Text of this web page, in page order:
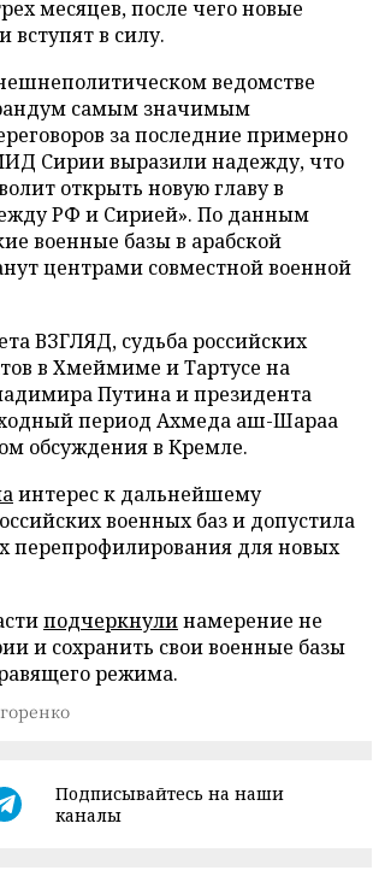
месяцев, после чего новые
вступят в силу.
ведомстве
самым значимым
за последние примерно
Сирии выразили надежду, что
открыть новую главу в
РФ и Сирией». По данным
военные базы в арабской
центрами совместной военной
ВЗГЛЯД, судьба российских
в Хмеймиме и Тартусе на
Путина и президента
период Ахмеда аш-Шараа
обсуждения в Кремле.
интерес к дальнейшему
военных баз и допустила
перепрофилирования для новых
подчеркнулинамерение не
и сохранить свои военные базы
режима.
Подписывайтесь на наши
каналы